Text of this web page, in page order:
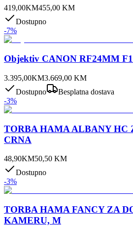
419,00KM455,00 KM
Dostupno
-7%
Objektiv CANON RF24MM
3.395,00KM3.669,00 KM
Dostupno
Besplatna dostava
-3%
TORBA HAMA ALBANY HC
CRNA
48,90KM50,50 KM
Dostupno
-3%
TORBA HAMA FANCY ZA
KAMERU, M